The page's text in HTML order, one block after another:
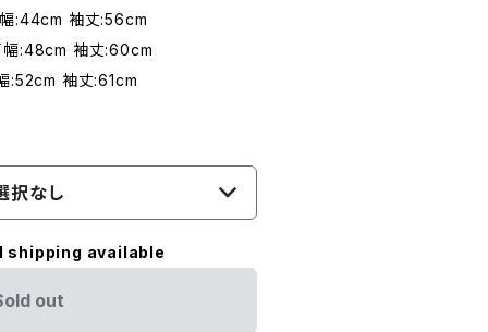
:44cm 袖丈:56cm
:48cm 袖丈:60cm
:52cm 袖丈:61cm
択なし
shipping available
out